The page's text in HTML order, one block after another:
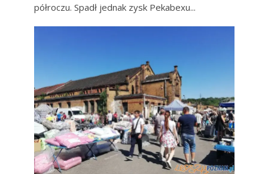
półroczu. Spadł jednak zysk Pekabexu...